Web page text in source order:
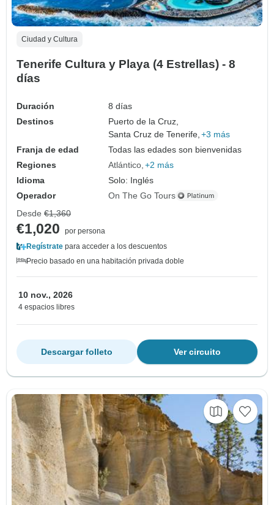
Ciudad y Cultura
Tenerife Cultura y Playa (4 Estrellas) - 8
días
Duración
8 días
Destinos
Puerto de la Cruz,
Santa Cruz de Tenerife, +3 más
Franja de edad
Todas las edades son bienvenidas
Regiones
Atlántico +2 más
Idioma
Solo: Inglés
Operador
On The Go Tours
Desde €1,360
€1,020
por persona
Regístrate para acceder a los descuentos
Precio basado en una habitación privada doble
10 nov., 2026
4 espacios libres
Ver circuito
Descargar folleto